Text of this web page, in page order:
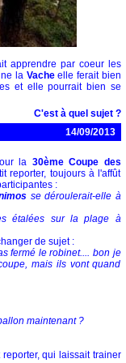
apprendre par coeur les
la Vacheelle ferait bien
et elle pourrait bien se
C'est à quel sujet ?
14/09/2013
la 30ème Coupe des
reporter, toujours à l'affût
:
se déroulerait-elle à
étalées sur la plage à
de sujet :
fermé le robinet.... bon je
mais ils vont quand
maintenant ?
qui laissait trainer